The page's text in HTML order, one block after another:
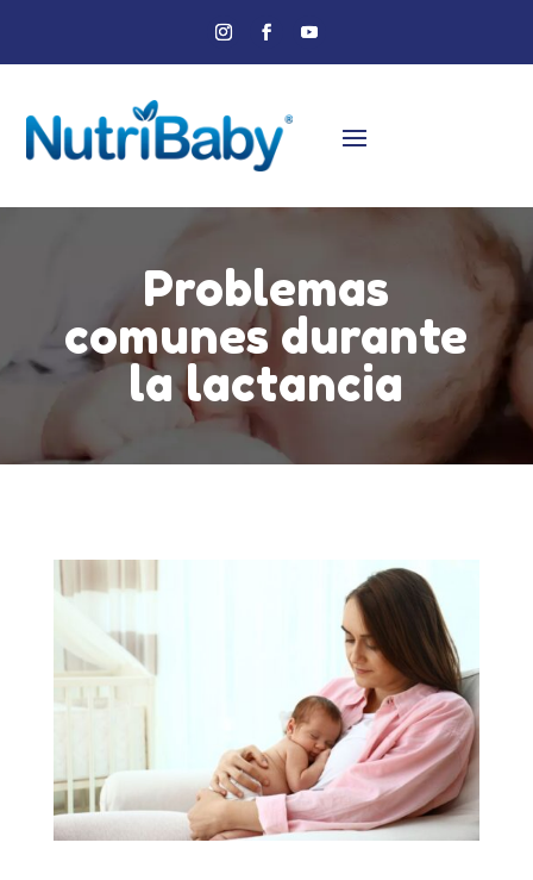
Problemas
comunes durante
la lactancia